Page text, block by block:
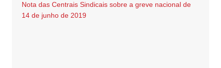
Nota das Centrais Sindicais sobre a greve nacional de
14 de junho de 2019